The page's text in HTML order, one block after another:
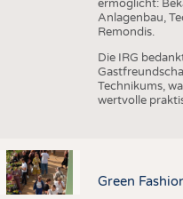
ermöglicht:
Anlagenbau,
Remondis.
Die IRG
Technikums,
wertvolle
Green